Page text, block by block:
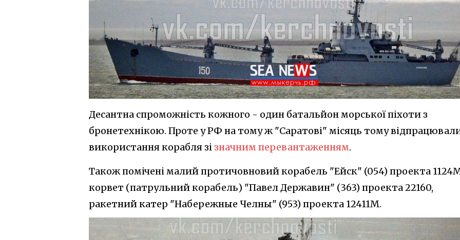
Десантна спроможність кожного - один батальйон морської піхоти з
бронетехнікою. Проте у РФ на тому ж "Саратові" місяць тому
використання корабля зі значним перевантаженням.
Також помічені малий протичовновий корабель "Ейск" (054) проекта
корвет (патрульний корабель) "Павел Державин" (363) проекта 22160,
ракетний катер "Набережные Челны" (953) проекта 12411М.